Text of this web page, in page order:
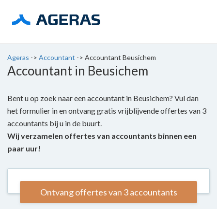
Ageras -> Accountant -> Accountant Beusichem
Accountant in Beusichem
Bent u op zoek naar een accountant in Beusichem? Vul dan
het formulier in en ontvang gratis vrijblijvende offertes van 3
accountants bij u in de buurt.
Wij verzamelen offertes van accountants binnen een
paar uur!
Ontvang offertes van 3 accountants